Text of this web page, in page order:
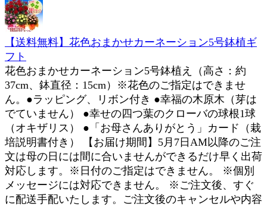
【送料無料】花色おまかせカーネーション5号鉢植ギ
フト
花色おまかせカーネーション5号鉢植え（高さ：約
37cm、鉢直径：15cm）※花色のご指定はできませ
ん。●ラッピング、リボン付き ●幸福の木原木（芽は
でていません） ●幸せの四つ葉のクローバの球根1球
（オキザリス） ●「お母さんありがとう」カード（栽
培説明書付き） 【お届け期間】5月7日AM以降のご注
文は母の日には間に合いませんができるだけ早く出荷
対応します。※日付のご指定はできません。 ※個別
メッセージには対応できません。 ※ご注文後、すぐ
に配送手配いたします。ご注文後のキャンセルや内容